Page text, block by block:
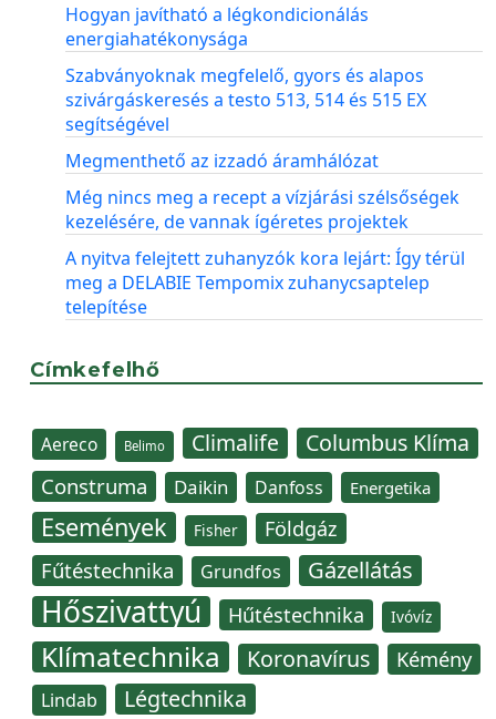
Hogyan javítható a légkondicionálás
energiahatékonysága
Szabványoknak megfelelő, gyors és alapos
szivárgáskeresés a testo 513, 514 és 515 EX
segítségével
Megmenthető az izzadó áramhálózat
Még nincs meg a recept a vízjárási szélsőségek
kezelésére, de vannak ígéretes projektek
A nyitva felejtett zuhanyzók kora lejárt: Így térül
meg a DELABIE Tempomix zuhanycsaptelep
telepítése
Címkefelhő
Aereco Belimo Climalife Columbus Klíma
Construma Daikin Danfoss Energetika
Események Fisher Földgáz
Fűtéstechnika Grundfos Gázellátás
Hőszivattyú Hűtéstechnika Ivóvíz
Klímatechnika Koronavírus Kémény
Lindab Légtechnika